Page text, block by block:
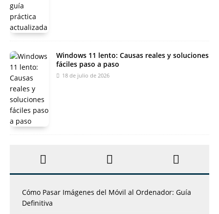
Windows 11 lento: Causas reales y soluciones
fáciles paso a paso
18 de julio de 2026
Cómo Pasar Imágenes del Móvil al Ordenador: Guía
Definitiva